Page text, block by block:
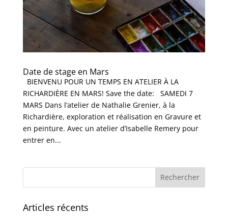
Date de stage en Mars
BIENVENU POUR UN TEMPS EN ATELIER À LA
RICHARDIÈRE EN MARS! Save the date: SAMEDI 7
MARS Dans l’atelier de Nathalie Grenier, à la
Richardière, exploration et réalisation en Gravure et
en peinture. Avec un atelier d’Isabelle Remery pour
entrer en...
Articles récents